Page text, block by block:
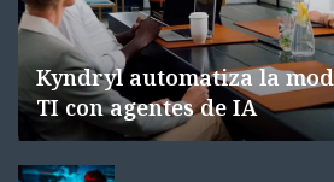
Kyndryl automatiza la
TI con agentes de IA